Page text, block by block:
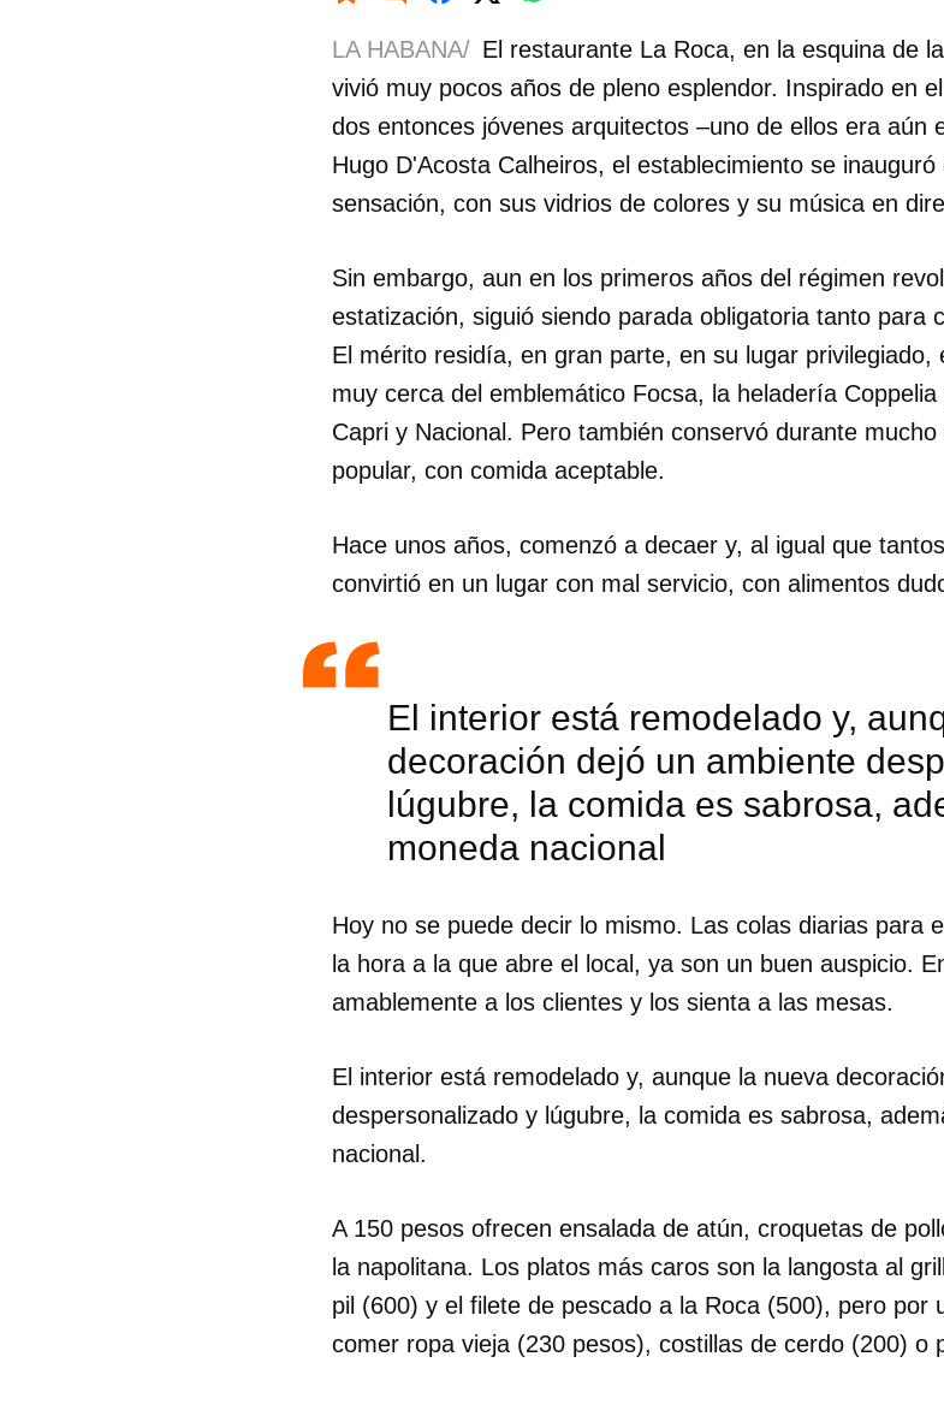
Guardar como favorito
INICIAR SESIÓN
LA HABANA/ El restaurante La Roca, en la esquina de
vivió muy pocos años de pleno esplendor. Inspirado en
dos entonces jóvenes arquitectos –uno de ellos era aún
Hugo D'Acosta Calheiros, el establecimiento se
sensación, con sus vidrios de colores y su música en
Sin embargo, aun en los primeros años del régimen
estatización, siguió siendo parada obligatoria tanto para
El mérito residía, en gran parte, en su lugar privilegiado,
muy cerca del emblemático Focsa, la heladería
Capri y Nacional. Pero también conservó durante
popular, con comida aceptable.
Hace unos años, comenzó a decaer y, al igual que
convirtió en un lugar con mal servicio, con alimentos
El interior está remodelado y,
decoración dejó un ambiente
lúgubre, la comida es sabrosa,
moneda nacional
Hoy no se puede decir lo mismo. Las colas diarias para
la hora a la que abre el local, ya son un buen auspicio.
amablemente a los clientes y los sienta a las mesas.
El interior está remodelado y, aunque la nueva
despersonalizado y lúgubre, la comida es sabrosa,
nacional.
A 150 pesos ofrecen ensalada de atún, croquetas de
la napolitana. Los platos más caros son la langosta al
pil (600) y el filete de pescado a la Roca (500), pero por
comer ropa vieja (230 pesos), costillas de cerdo (200) o